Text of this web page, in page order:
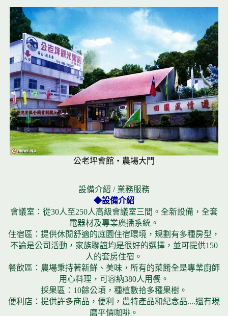
公老坪會館‧農場大門
設備介紹 / 業務服務
◆設備介紹
會議室：從30人至250人高級會議室三間。全新設備，全套
電器材及專業廣播系統。
住宿區：提供休閒舒適的庭園住宿環境，規劃有多種房型，
不論是公司活動，家族聯誼均是很好的選擇，並可提供150
人的套房住宿。
餐飲區：農場秉持著新鮮、美味，所有的菜餚全是專業廚師
用心料理，可容納380人用餐。
採果區：10餘公頃，種植數拾多種果樹。
便利店：提供許多商品，便利，農特產品和紀念品....還有現
磨平價咖啡。